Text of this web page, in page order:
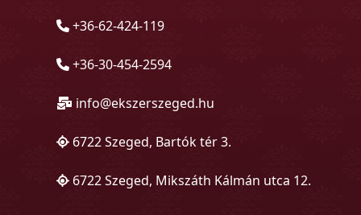
+36-62-424-119
+36-30-454-2594
info@ekszerszeged.hu
6722 Szeged, Bartók tér 3.
6722 Szeged, Mikszáth Kálmán utca 12.